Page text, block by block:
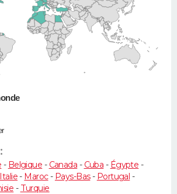
- Belgique - Canada - Cuba - Égypte -
Italie- Maroc- Pays-Bas- Portugal -
- Turquie